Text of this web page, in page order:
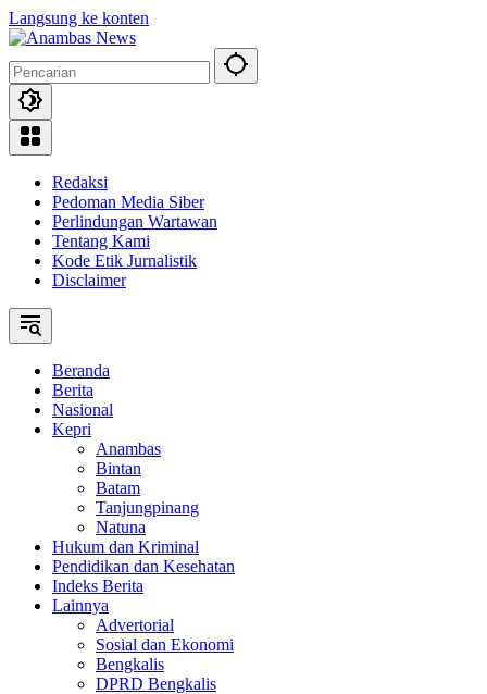
Langsung ke konten
Redaksi
Pedoman Media Siber
Perlindungan Wartawan
Tentang Kami
Kode Etik Jurnalistik
Disclaimer
Beranda
Berita
Nasional
Kepri
Anambas
Bintan
Batam
Tanjungpinang
Natuna
Hukum dan Kriminal
Pendidikan dan Kesehatan
Indeks Berita
Lainnya
Advertorial
Sosial dan Ekonomi
Bengkalis
DPRD Bengkalis